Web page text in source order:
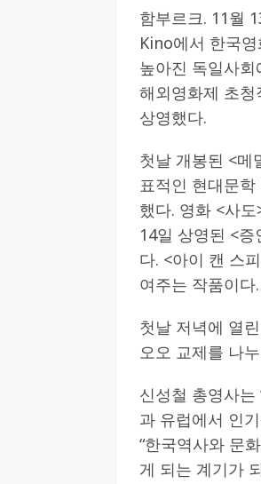
함부르크. 11월
Kino에서 한국
높아진 독일사
해외영화제 초
상영했다.
첫날 개봉된 <메
표적인 현대문
했다. 영화 <사
14일 상영된 <
다. <아이 캔 스
여주는 작품이다.
첫날 저녁에 열
오오 교제를 나
신성철 총영사
과 유럽에서 인
“한국역사와 문
게 되는 계기가